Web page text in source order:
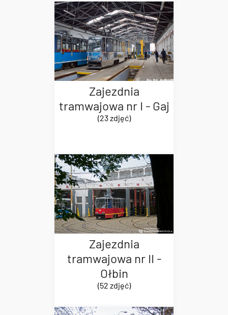
Zajezdnia
tramwajowa nr I - Gaj
(23 zdjęć)
Zajezdnia
tramwajowa nr II -
Ołbin
(52 zdjęć)